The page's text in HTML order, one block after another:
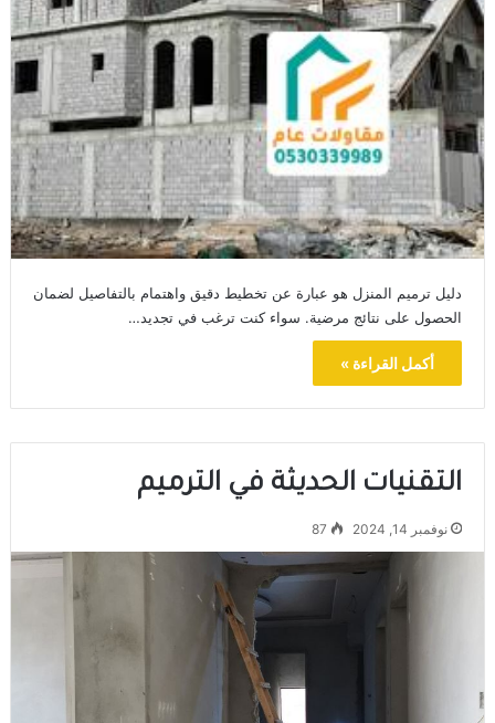
دليل ترميم المنزل هو عبارة عن تخطيط دقيق واهتمام بالتفاصيل لضمان
الحصول على نتائج مرضية. سواء كنت ترغب في تجديد…
أكمل القراءة »
التقنيات الحديثة في الترميم
نوفمبر 14, 2024 87